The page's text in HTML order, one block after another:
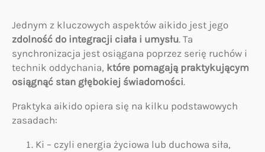
Jednym z kluczowych aspektów aikido jest jego
zdolność do integracji ciała i umysłu. Ta
synchronizacja jest osiągana poprzez serię ruchów i
technik oddychania, które pomagają praktykującym
osiągnąć stan głębokiej świadomości.
Praktyka aikido opiera się na kilku podstawowych
zasadach:
Ki – czyli energia życiowa lub duchowa siła,